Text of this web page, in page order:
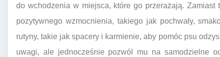
do wchodzenia w miejsca, które go przerażają.
pozytywnego wzmocnienia, takiego jak pochwały,
rutyny, takie jak spacery i karmienie, aby pomóc psu
uwagi, ale jednocześnie pozwól mu na samodzielne